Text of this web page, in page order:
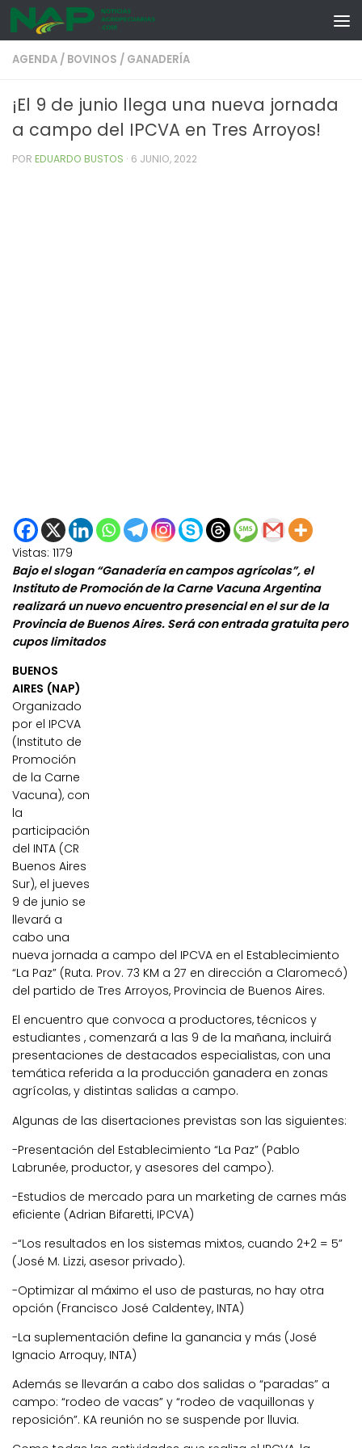
Skip to content
AGENDA / BOVINOS / GANADERÍA
¡El 9 de junio llega una nueva jornada
a campo del IPCVA en Tres Arroyos!
POR EDUARDO BUSTOS · 6 JUNIO, 2022
Vistas: 1179
Bajo el slogan “Ganadería en campos agrícolas”, el
Instituto de Promoción de la Carne Vacuna Argentina
realizará un nuevo encuentro presencial en el sur de la
Provincia de Buenos Aires. Será con entrada gratuita pero
cupos limitados
BUENOS
AIRES (NAP)
Organizado
por el IPCVA
(Instituto de
Promoción
de la Carne
Vacuna), con
la
participación
del INTA (CR
Buenos Aires
Sur), el jueves
9 de junio se
llevará a
cabo una
nueva jornada a campo del IPCVA en el Establecimiento
“La Paz” (Ruta. Prov. 73 KM a 27 en dirección a Claromecó)
del partido de Tres Arroyos, Provincia de Buenos Aires.
El encuentro que convoca a productores, técnicos y
estudiantes , comenzará a las 9 de la mañana, incluirá
presentaciones de destacados especialistas, con una
temática referida a la producción ganadera en zonas
agrícolas, y distintas salidas a campo.
Algunas de las disertaciones previstas son las siguientes:
-Presentación del Establecimiento “La Paz” (Pablo
Labrunée, productor, y asesores del campo).
-Estudios de mercado para un marketing de carnes más
eficiente (Adrian Bifaretti, IPCVA)
-“Los resultados en los sistemas mixtos, cuando 2+2 = 5”
(José M. Lizzi, asesor privado).
-Optimizar al máximo el uso de pasturas, no hay otra
opción (Francisco José Caldentey, INTA)
-La suplementación define la ganancia y más (José
Ignacio Arroquy, INTA)
Además se llevarán a cabo dos salidas o “paradas” a
campo: “rodeo de vacas” y “rodeo de vaquillonas y
reposición”. KA reunión no se suspende por lluvia.